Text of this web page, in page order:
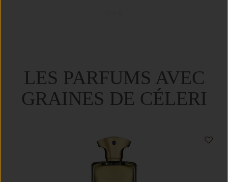
LES PARFUMS AVEC
GRAINES DE CÉLERI